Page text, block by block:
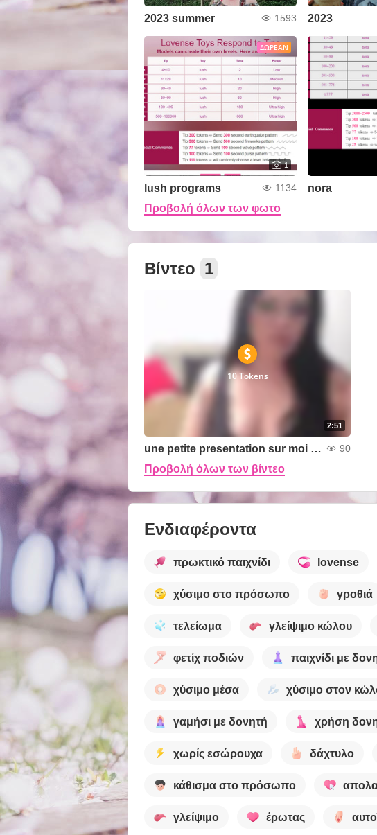
2023 summer 1593 2023
ΔΩΡΕΆΝ
1
lush programs 1134 nora
Προβολή όλων των φωτο
Βίντεο 1
2:51
10 Tokens
une petite presentation sur moi ...j espere que ca vous plait et je souhaite que vous viendras me visiter pour passer quelques moments erotiques pleins du plaisir ensemble ..... pour mieux se conaitre et peut etre devenir des bons amis 90
Προβολή όλων των βίντεο
Ενδιαφέροντα
πρωκτικό παιχνίδι lovense
χύσιμο στο πρόσωπο γροθιά
τελείωμα γλείψιμο κώλου
φετίχ ποδιών παιχνίδι με
χύσιμο μέσα χύσιμο στον
γαμήσι με δονητή χρήση
χωρίς εσώρουχα δάχτυλο
κάθισμα στο πρόσωπο
γλείψιμο έρωτας